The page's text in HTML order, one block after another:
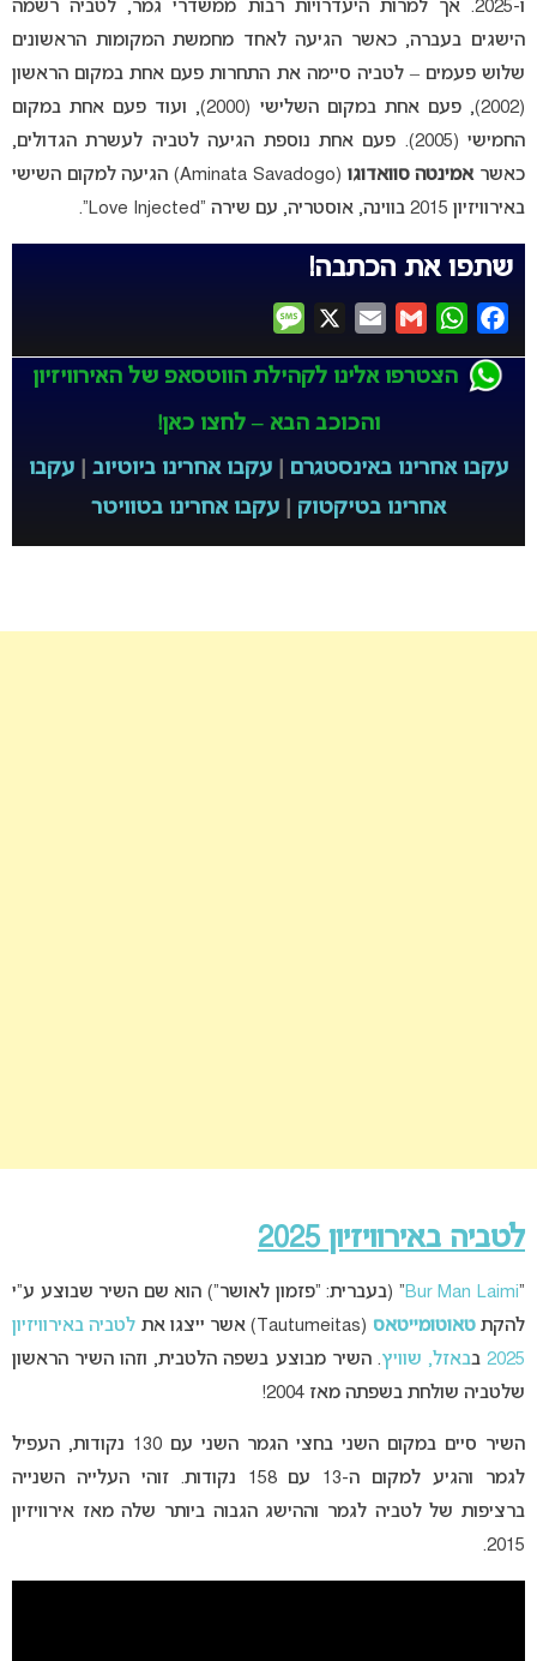
ו-2025. אך למרות היעדרויות רבות ממשדרי גמר, לטביה רשמה
הישגים בעברה, כאשר הגיעה לאחד מחמשת המקומות הראשונים
שלוש פעמים – לטביה סיימה את התחרות פעם אחת במקום הראשון
(2002), פעם אחת במקום השלישי (2000), ועוד פעם אחת במקום
החמישי (2005). פעם אחת נוספת הגיעה לטביה לעשרת הגדולים,
כאשראמינטה סוואדוגו
(Aminata Savadogo) הגיעה למקום השישי
באירוויזיון 2015 בווינה, אוסטריה, עם שירה “Love Injected”.
שתפו את הכתבה!
Facebook
WhatsApp
Gmail
Email
הצטרפו אלינו לקהילת הווטסאפ של האירוויזיון
והכוכב הבא – לחצו כאן!
עקבו אחרינו באינסטגרם
עקבו אחרינו ביוטיוב
עקבו
אחרינו בטיקטוק
עקבו אחרינו בטוויטר
לטביה באירוויזיון 2025
“
Bur Man Laimi” (בעברית: “פזמון לאושר”) הוא שם השיר שבוצע ע”י
להקתטאוטומייטאס (Tautumeitas) אשר ייצגו את
לטביה באירוויזיון
2025בבאזל, שוויץ. השיר מבוצע בשפה הלטבית, וזהו השיר הראשון
שלטביה שולחת בשפתה מאז 2004!
השיר סיים במקום השני בחצי הגמר השני עם 130 נקודות, העפיל
לגמר והגיע למקום ה-13 עם 158 נקודות. זוהי העלייה השנייה
ברציפות של לטביה לגמר וההישג הגבוה ביותר שלה מאז אירוויזיון
2015.